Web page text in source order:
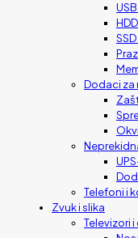
Dodaci za
Telefoni i
Zvuk i slika
Televizori